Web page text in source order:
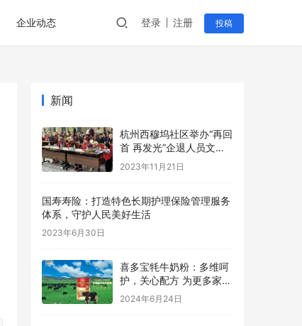
企业动态 登录 注册 投稿
新闻
杭州西穆坞社区举办“再回
首 再发光”企退人员文艺
汇演
2023年11月21日
国寿寿险：打造特色长期护理保险管理服务
体系，守护人民美好生活
2023年6月30日
喜多宝牦牛奶粉：多维呵
护，关心配方 为更多家庭
的健康保驾护航
2024年6月24日